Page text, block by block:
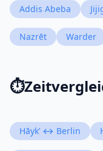
Addis Abeba
Nazrēt Warder
⏱️
Hāyk’ ↔ Berlin